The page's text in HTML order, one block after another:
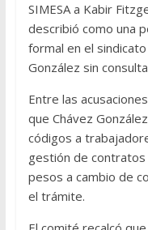
SIMESA a Kabir
describió como una
formal en el
González sin
Entre las
que Chávez
códigos a
gestión de
pesos a cambio de
el trámite.